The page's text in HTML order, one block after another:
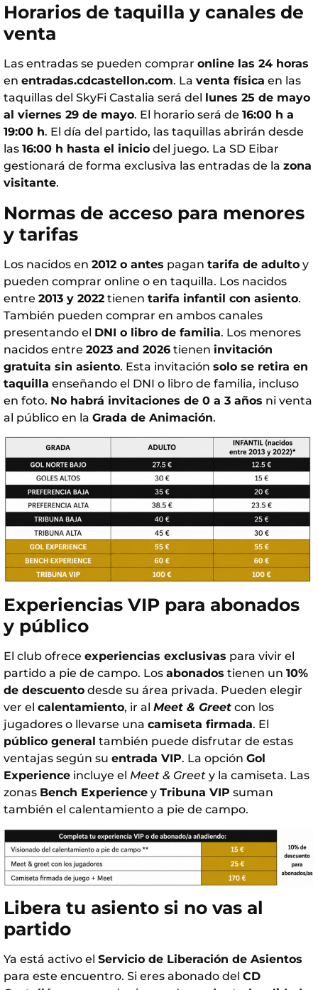
Horarios de taquilla y canales de
venta
Las entradas se pueden comprar online las 24 horas
en entradas.cdcastellon.com. La venta física en las
taquillas del SkyFi Castalia será del lunes 25 de mayo
al viernes 29 de mayo. El horario será de 16:00 h a
19:00 h. El día del partido, las taquillas abrirán desde
las 16:00 h hasta el inicio del juego. La SD Eibar
gestionará de forma exclusiva las entradas de la zona
visitante.
Normas de acceso para menores
y tarifas
Los nacidos en 2012 o antes pagan tarifa de adulto y
pueden comprar online o en taquilla. Los nacidos
entre 2013 y 2022 tienen tarifa infantil con asiento.
También pueden comprar en ambos canales
presentando el DNI o libro de familia. Los menores
nacidos entre 2023 and 2026 tienen invitación
gratuita sin asiento. Esta invitación solo se retira en
taquilla enseñando el DNI o libro de familia, incluso
en foto. No habrá invitaciones de 0 a 3 años ni venta
al público en la Grada de Animación.
Experiencias VIP para abonados
y público
El club ofrece experiencias exclusivas para vivir el
partido a pie de campo. Los abonados tienen un 10%
de descuento desde su área privada. Pueden elegir
ver el calentamiento, ir al Meet & Greet con los
jugadores o llevarse una camiseta firmada. El
público general también puede disfrutar de estas
ventajas según su entrada VIP. La opción Gol
Experience incluye el Meet & Greet y la camiseta. Las
zonas Bench Experience y Tribuna VIP suman
también el calentamiento a pie de campo.
Libera tu asiento si no vas al
partido
Ya está activo el Servicio de Liberación de Asientos
para este encuentro. Si eres abonado del CD